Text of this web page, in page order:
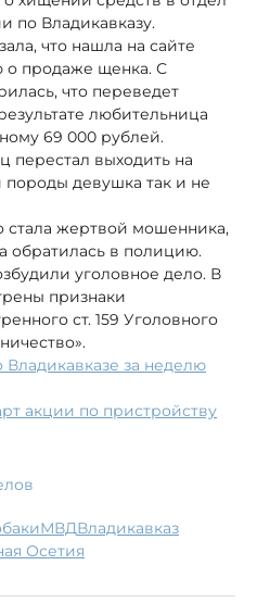
Владикавказу.
что нашла на сайте
продаже щенка. С
что переведет
любительница
69 000 рублей.
перестал выходить на
девушка так и не
стала жертвой мошенника,
обратилась в полицию.
уголовное дело. В
признаки
ст. 159 Уголовного
за неделю
акции по пристройству
МВД Владикавказ
Осетия